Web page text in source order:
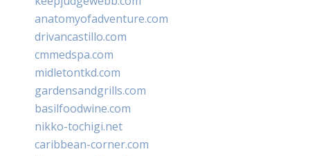
anatomyofadventure.com
drivancastillo.com
cmmedspa.com
midletontkd.com
gardensandgrills.com
basilfoodwine.com
nikko-tochigi.net
caribbean-corner.com